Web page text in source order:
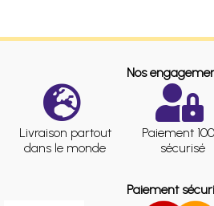
Nos
Livraison partout
dans le monde
Paiement
sécurisé
Paiement